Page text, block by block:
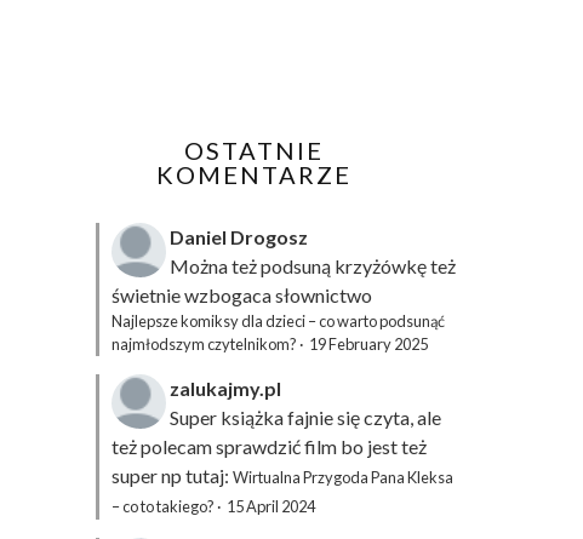
OSTATNIE
KOMENTARZE
Daniel Drogosz
Można też podsuną krzyżówkęteż
świetnie wzbogaca słownictwo
Najlepsze komiksy dla dzieci – co warto podsunąć
najmłodszym czytelnikom? · 19 February 2025
zalukajmy.pl
Super książka fajnie się czyta, ale
też polecam sprawdzić film bo jest też
super np tutaj: Wirtualna Przygoda Pana Kleksa
– co to takiego? · 15 April 2024